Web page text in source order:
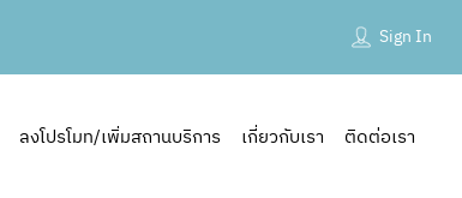
Sign In
ลงโปรโมท/เพิ่มสถานบริการ เกี่ยวกับเรา ติดต่อเรา